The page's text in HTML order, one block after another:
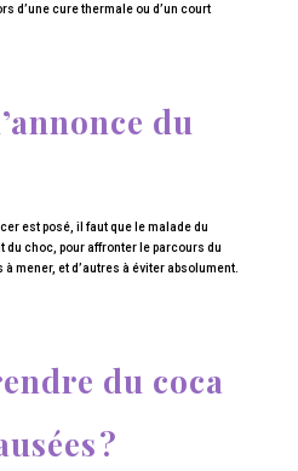
d’une cure thermale ou d’un court
du
est posé, il faut que le malade du
choc, pour affronter le parcours du
mener, et d’autres à éviter absolument.
du coca
?